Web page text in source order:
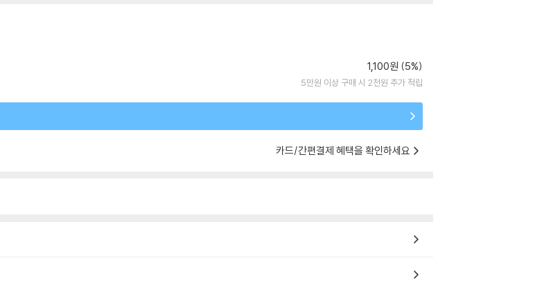
1,100원 (5%)
5만원 이상 구매 시 2천원 추가 적립
카드/간편결제 혜택을 확인하세요